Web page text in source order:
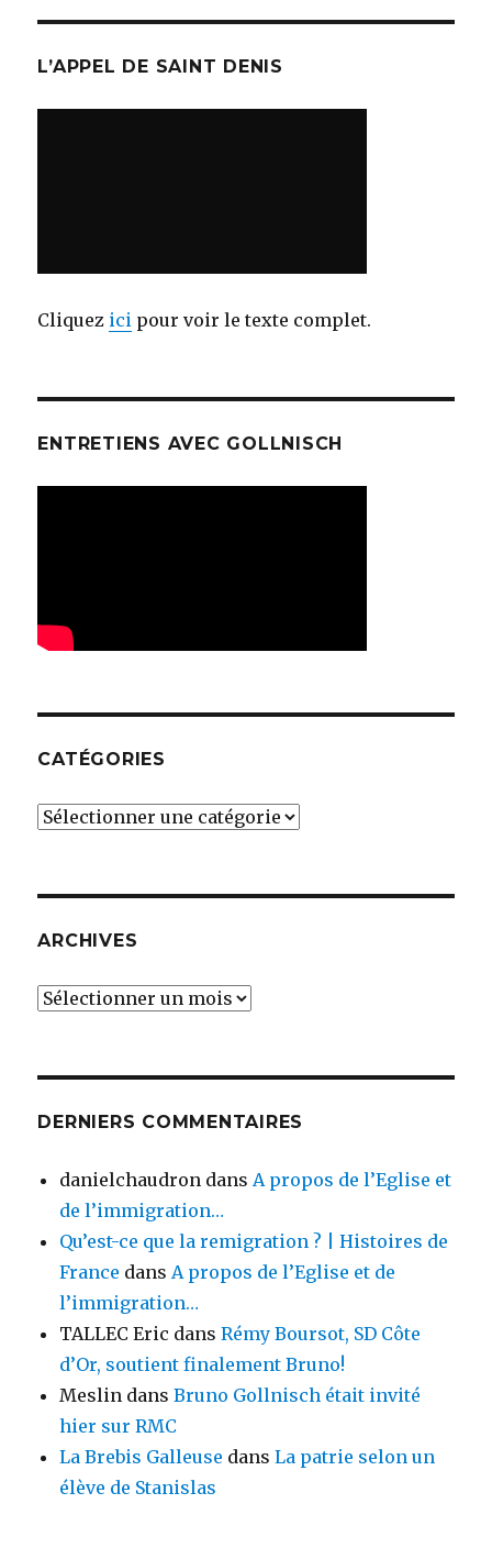
L’APPEL DE SAINT DENIS
Cliquez ici pour voir le texte complet.
ENTRETIENS AVEC GOLLNISCH
CATÉGORIES
Catégories
ARCHIVES
Archives
DERNIERS COMMENTAIRES
danielchaudron dansA propos de l’Eglise et
de l’immigration…
Qu’est-ce que la remigration ? | Histoires de
France dansA propos de l’Eglise et de
l’immigration…
TALLEC Eric dansRémy Boursot, SD Côte
d’Or, soutient finalement Bruno!
Meslin dansBruno Gollnisch était invité
hier sur RMC
La Brebis Galleuse dansLa patrie selon un
élève de Stanislas